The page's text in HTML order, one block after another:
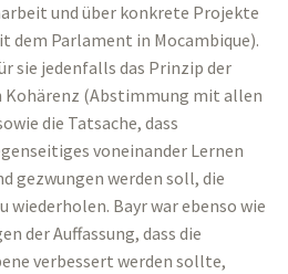
und über konkrete Projekte
dem Parlament in Mocambique).
sie jedenfalls das Prinzip der
(Abstimmung mit allen
die Tatsache, dass
voneinander Lernen
gezwungen werden soll, die
wiederholen. Bayr war ebenso wie
der Auffassung, dass die
verbessert werden sollte,